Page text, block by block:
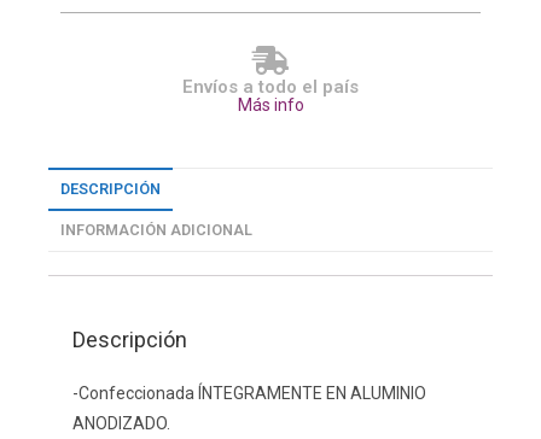
Envíos a todo el país
Más info
DESCRIPCIÓN
INFORMACIÓN ADICIONAL
Descripción
-Confeccionada ÍNTEGRAMENTE EN ALUMINIO
ANODIZADO.